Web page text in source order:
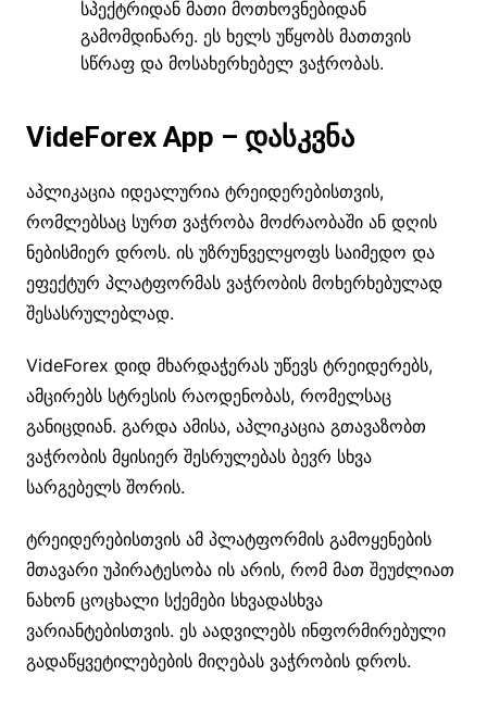
სპექტრიდან მათი მოთხოვნებიდან
გამომდინარე. ეს ხელს უწყობს მათთვის
სწრაფ და მოსახერხებელ ვაჭრობას.
VideForex App – დასკვნა
აპლიკაცია იდეალურია ტრეიდერებისთვის,
რომლებსაც სურთ ვაჭრობა მოძრაობაში ან დღის
ნებისმიერ დროს. ის უზრუნველყოფს საიმედო და
ეფექტურ პლატფორმას ვაჭრობის მოხერხებულად
შესასრულებლად.
VideForex დიდ მხარდაჭერას უწევს ტრეიდერებს,
ამცირებს სტრესის რაოდენობას, რომელსაც
განიცდიან. გარდა ამისა, აპლიკაცია გთავაზობთ
ვაჭრობის მყისიერ შესრულებას ბევრ სხვა
სარგებელს შორის.
ტრეიდერებისთვის ამ პლატფორმის გამოყენების
მთავარი უპირატესობა ის არის, რომ მათ შეუძლიათ
ნახონ ცოცხალი სქემები სხვადასხვა
ვარიანტებისთვის. ეს აადვილებს ინფორმირებული
გადაწყვეტილებების მიღებას ვაჭრობის დროს.